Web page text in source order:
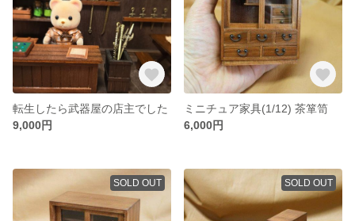
転生したら武器屋の店主でした
9,000円
ミニチュア家具(1/12) 茶箪笥
6,000円
SOLD OUT SOLD OUT